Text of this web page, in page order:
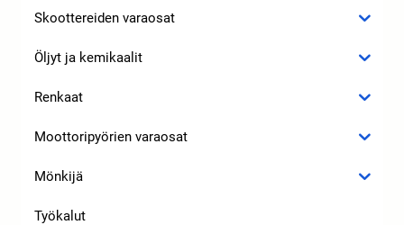
Skoottereiden varaosat
Öljyt ja kemikaalit
Renkaat
Moottoripyörien varaosat
Mönkijä
Työkalut